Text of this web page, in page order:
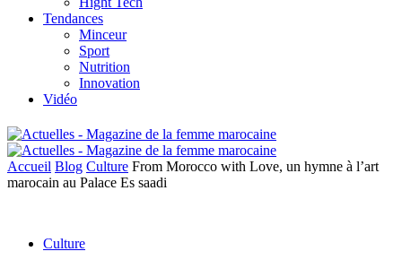
Tendances
Minceur
Sport
Nutrition
Innovation
Vidéo
Accueil Blog Culture From Morocco with Love, un hymne à l’art
marocain au Palace Es saadi
Culture